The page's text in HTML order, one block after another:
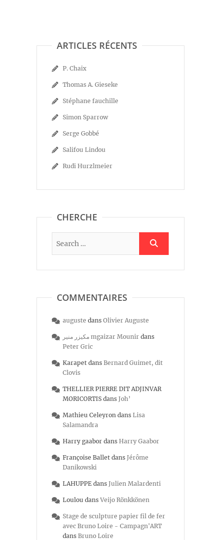
ARTICLES RÉCENTS
P. Chaix
Thomas A. Gieseke
Stéphane fauchille
Simon Sparrow
Serge Gobbé
Salifou Lindou
Rudi Hurzlmeier
CHERCHE
COMMENTAIRES
auguste dans Olivier Auguste
مكيزر منير mgaizar Mounir dans
Peter Gric
Karapet dans Bernard Guimet, dit
Clovis
THELLIER PIERRE DIT ADJINVAR
MORICORTIS dans Joh’
Mathieu Celeyron dans Lisa
Salamandra
Harry gaabor dans Harry Gaabor
Françoise Ballet dans Jérôme
Danikowski
LAHUPPE dans Julien Malardenti
Loulou dans Veijo Rönkkönen
Stage de sculpture papier fil de fer
avec Bruno Loire - Campagn'ART
dans Bruno Loire